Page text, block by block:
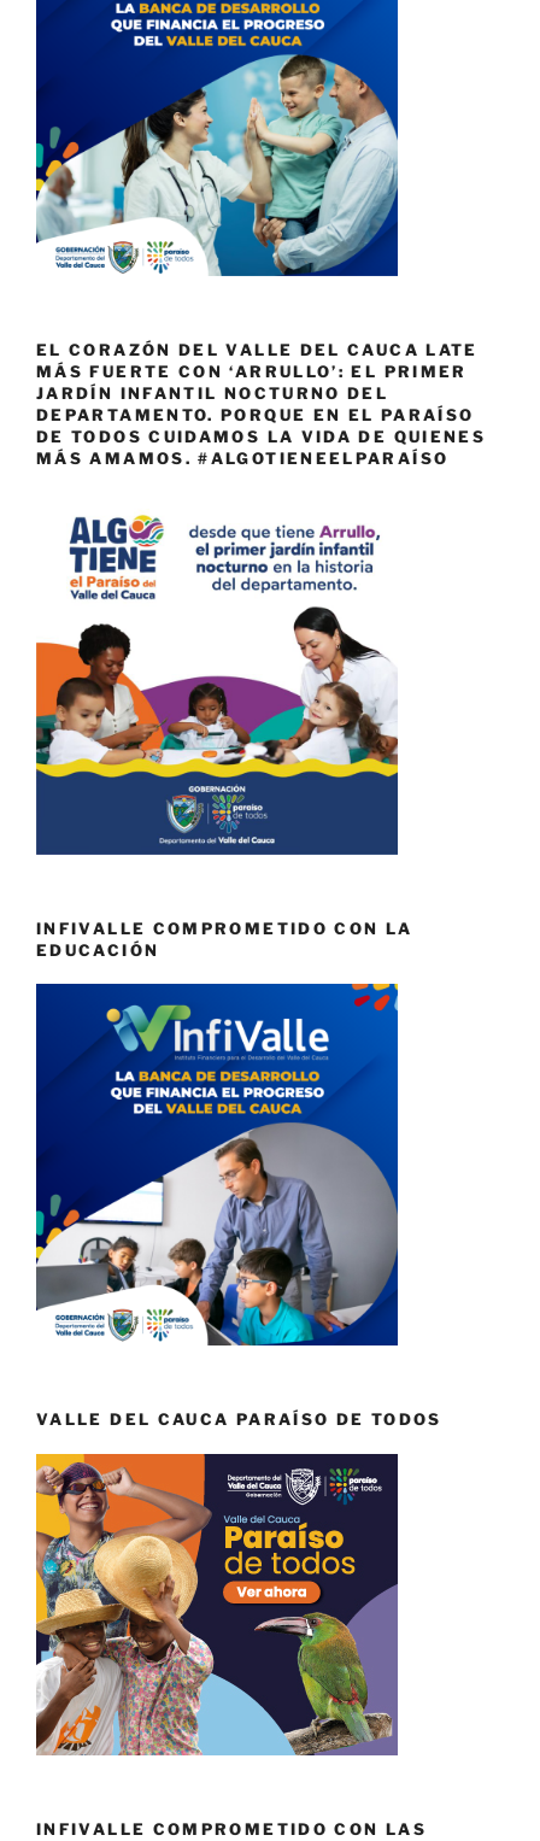
EL CORAZÓN DEL VALLE DEL CAUCA LATE
MÁS FUERTE CON ‘ARRULLO’: EL PRIMER
JARDÍN INFANTIL NOCTURNO DEL
DEPARTAMENTO. PORQUE EN EL PARAÍSO
DE TODOS CUIDAMOS LA VIDA DE QUIENES
MÁS AMAMOS. #ALGOTIENEELPARAÍSO
INFIVALLE COMPROMETIDO CON LA
EDUCACIÓN
VALLE DEL CAUCA PARAÍSO DE TODOS
INFIVALLE COMPROMETIDO CON LAS